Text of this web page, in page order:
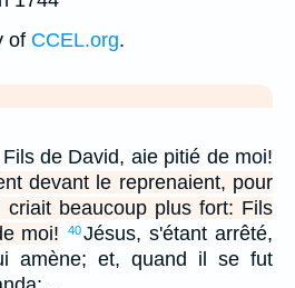
of CCEL.org.
de David, aie pitié de moi!
devant le reprenaient, pour
criait beaucoup plus fort: Fils
moi!
40Jésus, s'étant arrêté,
amène; et, quand il se fut